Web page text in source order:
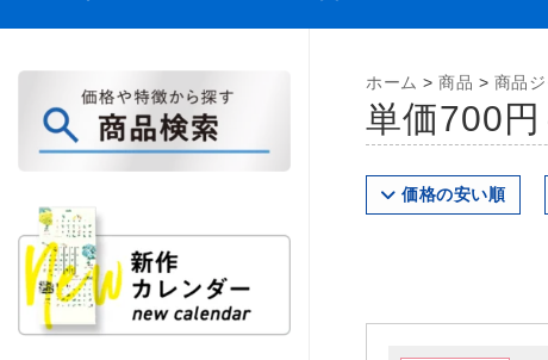
ホーム > 商品 > 商品
単価700円
価格の安い順